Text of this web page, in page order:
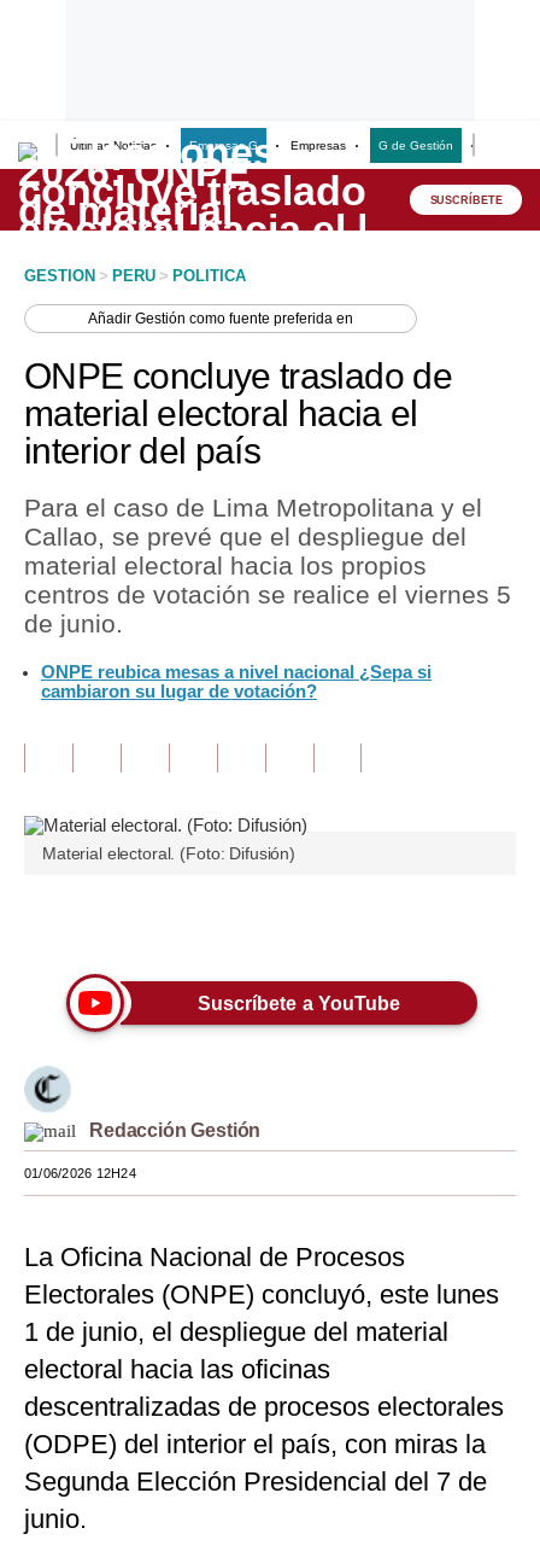
Últimas Noticias Empresas G Empresas G de Gestión
Lo último
Peru Quiosco
Economía
Mercados
Política
Tu Dinero
Finanzas Personales
Inmobiliarias
Opinión
Editorial
Tendencias
Lujo
Viajes
Moda
Estilos
EEUU
México
España
Internacional
Tecnología
Club del Suscriptor
SUSCRÍBETE
GESTION > PERU > POLITICA
AñadirGestión como fuente preferida en
ONPE concluye traslado de
material electoral hacia el
interior del país
Para el caso de Lima Metropolitana y el
Callao, se prevé que el despliegue del
material electoral hacia los propios
centros de votación se realice el viernes 5
de junio.
ONPE reubica mesas a nivel nacional ¿Sepa si
cambiaron su lugar de votación?
Material electoral. (Foto: Difusión)
Suscríbete a YouTube
Redacción Gestión
01/06/2026 12H24
La Oficina Nacional de Procesos
Electorales (ONPE) concluyó, este lunes
1 de junio, el despliegue del material
electoral hacia las oficinas
descentralizadas de procesos electorales
(ODPE) del interior el país, con miras la
Segunda Elección Presidencial del 7 de
junio.